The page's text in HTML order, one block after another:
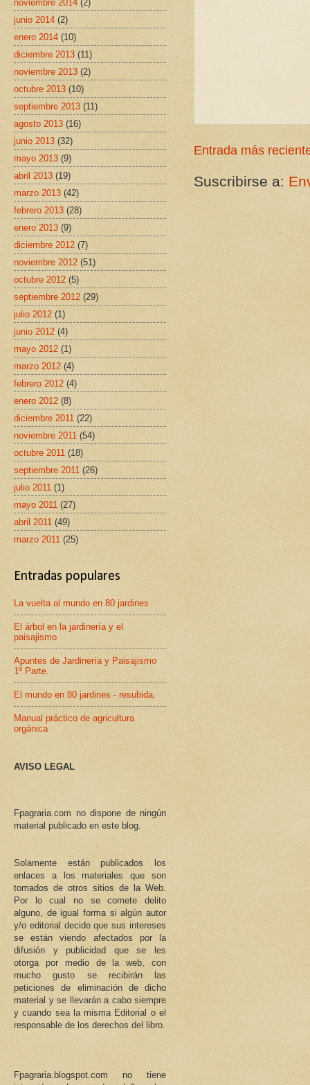
Entrada más
Suscribirse a:
noviembre 2014 (2)
junio 2014 (2)
enero 2014 (10)
diciembre 2013 (11)
noviembre 2013 (2)
octubre 2013 (10)
septiembre 2013 (11)
agosto 2013 (16)
junio 2013 (32)
mayo 2013 (9)
abril 2013 (19)
marzo 2013 (42)
febrero 2013 (28)
enero 2013 (9)
diciembre 2012 (7)
noviembre 2012 (51)
octubre 2012 (5)
septiembre 2012 (29)
julio 2012 (1)
junio 2012 (4)
mayo 2012 (1)
marzo 2012 (4)
febrero 2012 (4)
enero 2012 (8)
diciembre 2011 (22)
noviembre 2011 (54)
octubre 2011 (18)
septiembre 2011 (26)
julio 2011 (1)
mayo 2011 (27)
abril 2011 (49)
marzo 2011 (25)
Entradas populares
La vuelta al mundo en 80 jardines
El árbol en la jardinería y el
paisajismo
Apuntes de Jardinería y Paisajismo
1ª Parte.
El mundo en 80 jardines - resubida.
Manual práctico de agricultura
orgánica
AVISO LEGAL
Fpagraria.com no dispone de ningún
material publicado en este blog.
Solamente están publicados los
enlaces a los materiales que son
tomados de otros sitios de la Web.
Por lo cual no se comete delito
alguno, de igual forma si algún autor
y/o editorial decide que sus intereses
se están viendo afectados por la
difusión y publicidad que se les
otorga por medio de la web, con
mucho gusto se recibirán las
peticiones de eliminación de dicho
material y se llevarán a cabo siempre
y cuando sea la misma Editorial o el
responsable de los derechos del libro.
Fpagraria.blogspot.com no tiene